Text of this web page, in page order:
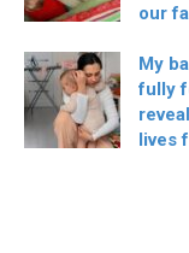
our
My
fully
lives